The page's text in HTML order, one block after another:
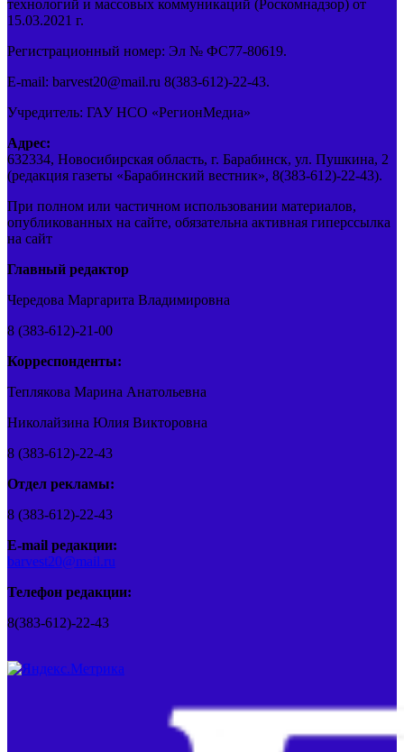
технологий и массовых коммуникаций (Роскомнадзор) от
15.03.2021 г.
Регистрационный номер: Эл № ФС77-80619.
E-mail: barvest20@mail.ru 8(383-612)-22-43.
Учредитель: ГАУ НСО «РегионМедиа»
Адрес:
632334, Новосибирская область, г. Барабинск, ул. Пушкина, 2
(редакция газеты «Барабинский вестник», 8(383-612)-22-43).
При полном или частичном использовании материалов,
опубликованных на сайте, обязательна активная гиперссылка
на сайт
Главный редактор
Чередова Маргарита Владимировна
8 (383-612)-21-00
Корреспонденты:
Теплякова Марина Анатольевна
Николайзина Юлия Викторовна
8 (383-612)-22-43
Отдел рекламы:
8 (383-612)-22-43
E-mail редакции:
barvest20@mail.ru
Телефон редакции:
8(383-612)-22-43